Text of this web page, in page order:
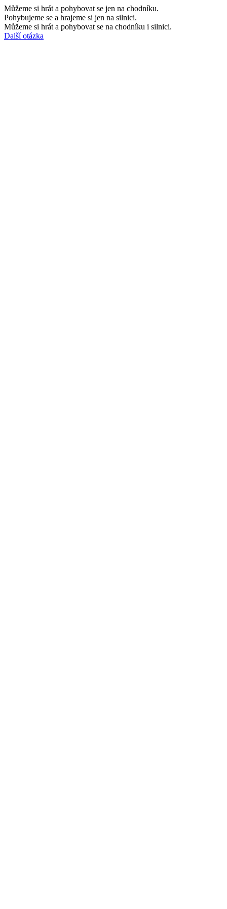
Můžeme si hrát a pohybovat se jen na chodníku.
Pohybujeme se a hrajeme si jen na silnici.
Můžeme si hrát a pohybovat se na chodníku i silnici.
Další otázka